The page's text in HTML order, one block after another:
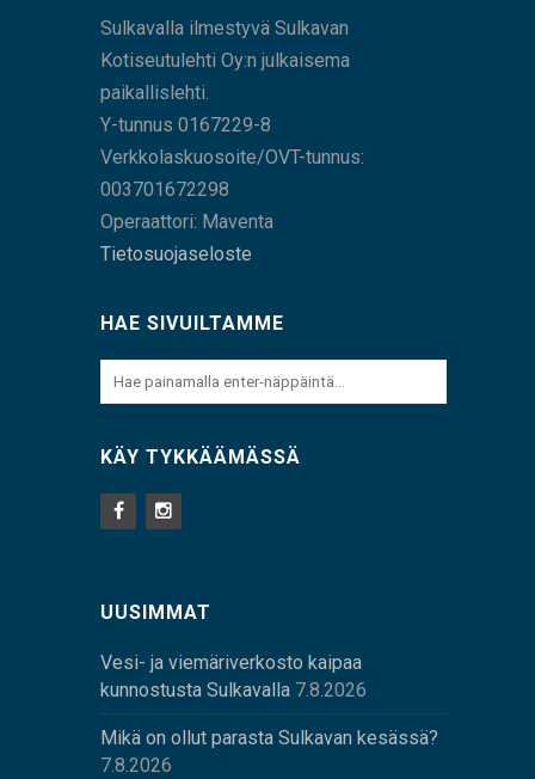
Sulkavalla ilmestyvä Sulkavan
Kotiseutulehti Oy:n julkaisema
paikallislehti.
Y-tunnus 0167229-8
Verkkolaskuosoite/OVT-tunnus:
003701672298
Operaattori: Maventa
Tietosuojaseloste
HAE SIVUILTAMME
KÄY TYKKÄÄMÄSSÄ
UUSIMMAT
Vesi- ja viemäriverkosto kaipaa
kunnostusta Sulkavalla 7.8.2026
Mikä on ollut parasta Sulkavan kesässä?
7.8.2026